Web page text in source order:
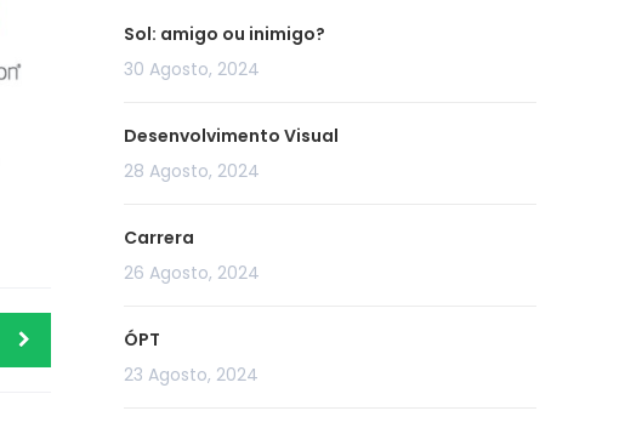
Sol: amigo ou inimigo?
30 Agosto, 2024
Desenvolvimento Visual
28 Agosto, 2024
Carrera
26 Agosto, 2024
ÓPT
23 Agosto, 2024